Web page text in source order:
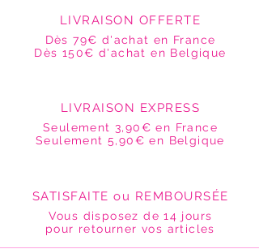
LIVRAISON OFFERTE
Dès 79€ d'achat en France
Dès 150€ d'achat en Belgique
LIVRAISON EXPRESS
Seulement 3,90€ en France
Seulement 5,90€ en Belgique
SATISFAITE ou REMBOURSÉE
Vous disposez de 14 jours
pour retourner vos articles